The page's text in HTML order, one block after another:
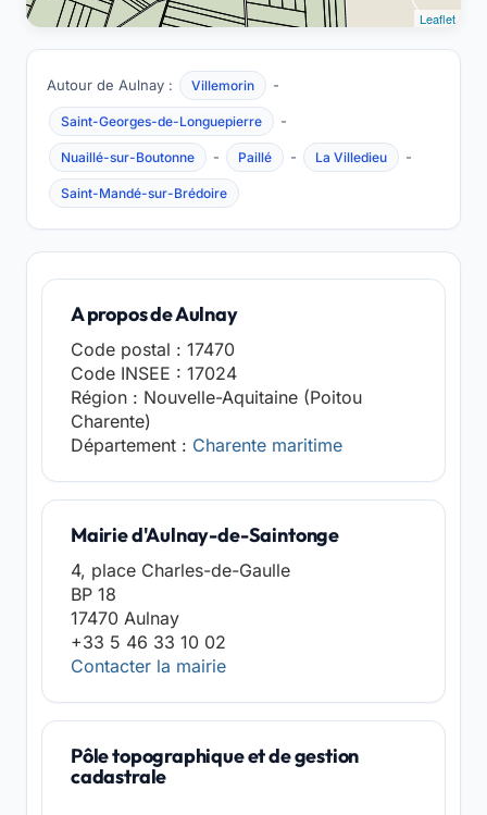
Leaflet
Autour de Aulnay : Villemorin -
Saint-Georges-de-Longuepierre -
Nuaillé-sur-Boutonne - Paillé - La Villedieu -
Saint-Mandé-sur-Brédoire
A propos de Aulnay
Code postal : 17470
Code INSEE : 17024
Région : Nouvelle-Aquitaine (Poitou
Charente)
Département : Charente maritime
Mairie d'Aulnay-de-Saintonge
4, place Charles-de-Gaulle
BP 18
17470 Aulnay
+33 5 46 33 10 02
Contacter la mairie
Pôle topographique et de gestion
cadastrale